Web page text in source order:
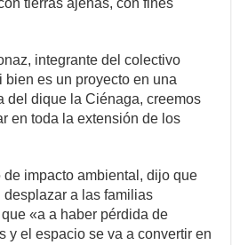
tierras ajenas, con fines
integrante del colectivo
es un proyecto en una
del dique la Ciénaga, creemos
en toda la extensión de los
impacto ambiental, dijo que
a las familias
«a a haber pérdida de
y el espacio se va a convertir en